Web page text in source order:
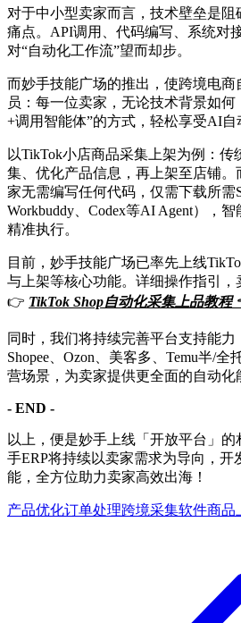
对于中小型卖家而言，技术壁垒是
痛点。API调用、代码编写、系统对
对“自动化工作流”望而却步。
而妙手技能广场的推出，使跨境电商
员：每一位卖家，无论技术背景如
+调用智能体”的方式，轻松享受AI自
以TikTok小店商品采集上架为例：
集、优化产品信息，再上架至店铺
家无需编写任何代码，仅需下载所需
Workbuddy、Codex等AI Agent），
精准执行。
目前，妙手技能广场已率先上线
与上架等核心功能。详细操作指引，
👉 TikTok Shop自动化采集上品教程
同时，我们将持续完善平台支持能
Shopee、Ozon、美客多、Temu半/
营场景，为卖家提供更全面的自动化
- END -
以上，便是妙手上线「开放平台」
手ERP将持续以卖家需求为导向，开
能，全方位助力卖家高效出海！
产品优化订单处理跨境采集软件商品